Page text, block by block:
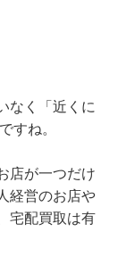
なく「近くに
すね。
店が一つだけ
経営のお店や
宅配買取は有